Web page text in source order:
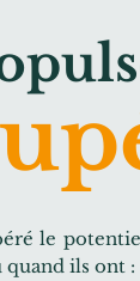
le
ils ont :